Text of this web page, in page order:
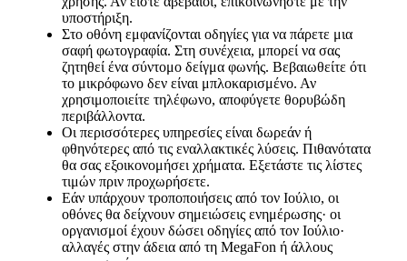
υποστήριξη.
Στο οθόνη εμφανίζονται οδηγίες για να πάρετε μια
σαφή φωτογραφία. Στη συνέχεια, μπορεί να σας
ζητηθεί ένα σύντομο δείγμα φωνής. Βεβαιωθείτε ότι
το μικρόφωνο δεν είναι μπλοκαρισμένο. Αν
χρησιμοποιείτε τηλέφωνο, αποφύγετε θορυβώδη
περιβάλλοντα.
Οι περισσότερες υπηρεσίες είναι δωρεάν ή
φθηνότερες από τις εναλλακτικές λύσεις. Πιθανότατα
θα σας εξοικονομήσει χρήματα. Εξετάστε τις λίστες
τιμών πριν προχωρήσετε.
Εάν υπάρχουν τροποποιήσεις από τον Ιούλιο, οι
οθόνες θα δείχνουν σημειώσεις ενημέρωσης· οι
οργανισμοί έχουν δώσει οδηγίες από τον Ιούλιο·
αλλαγές στην άδεια από τη MegaFon ή άλλους